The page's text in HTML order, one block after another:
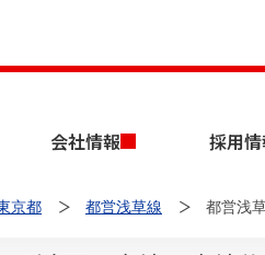
会社情報 採用
京都 都営浅草線 都営浅